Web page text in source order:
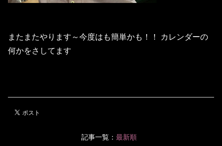
またまたやります～今度はも簡単かも！！ カレンダーの
何かをさしてます
記事一覧： 最新順